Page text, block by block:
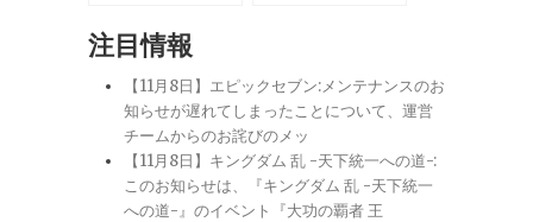
注目情報
【11月8日】エピックセブン:メンテナンスのお
知らせが遅れてしまったことについて、運営
チームからのお詫びのメッ
【11月8日】キングダム 乱 -天下統一への道-:
このお知らせは、『キングダム 乱 -天下統一
への道-』のイベント『大功の覇者 王